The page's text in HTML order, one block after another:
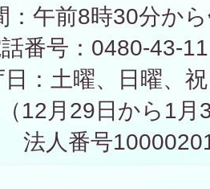
：午前8時30分か
番号：0480-43-
日：土曜、日曜、
（12月29日から1
法人番号